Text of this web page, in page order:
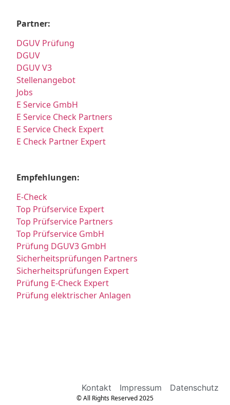
Partner:
DGUV Prüfung
DGUV
DGUV V3
Stellenangebot
Jobs
E Service GmbH
E Service Check Partners
E Service Check Expert
E Check Partner Expert
Empfehlungen:
E-Check
Top Prüfservice Expert
Top Prüfservice Partners
Top Prüfservice GmbH
Prüfung DGUV3 GmbH
Sicherheitsprüfungen Partners
Sicherheitsprüfungen Expert
Prüfung E-Check Expert
Prüfung elektrischer Anlagen
Kontakt Impressum Datenschutz
© All Rights Reserved 2025